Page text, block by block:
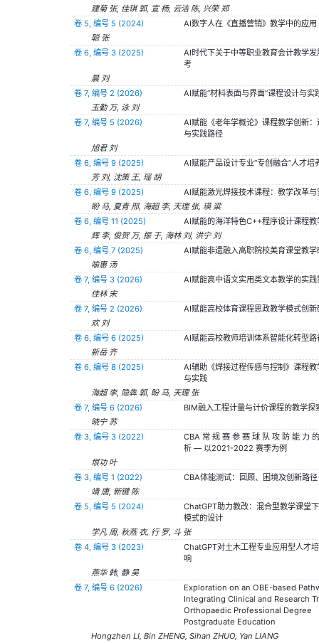
建菊 张, 佳琪 郭, 宣 杨, 云洁 陈, 兴荣 郑
卷 5, 编号 5 (2024)
AI数字人在《直播营销》教学中的应用
聪 张
卷 6, 编号 3 (2025)
AI时代下关于中等职业教育会计教学发
考
晨 刘
卷 7, 编号 2 (2026)
AI赋能“材料表面与界面”课程设计与实
玉勤 万, 泳 刘
卷 7, 编号 5 (2026)
AI赋能《老年学概论》课程教学创新：
与实践路径
旭君 刘
卷 6, 编号 9 (2025)
AI赋能产品设计专业“专创融合”人才培
芳 刘, 沈策 王, 瑶 胡
卷 6, 编号 9 (2025)
AI赋能激光焊接技术课程：教学改革与
盼 马, 夏青 邢, 海超 李, 天理 张, 瑛 粱
卷 6, 编号 11 (2025)
AI赋能的海洋特色C++程序设计课程教
辉 李, 俊贺 万, 振 于, 海林 刘, 洪宁 刘
卷 6, 编号 7 (2025)
AI赋能非遗融入高职院校美育课堂教学
喻惠 汤
卷 7, 编号 3 (2026)
AI赋能高中语文实用类文本教学的实践
佳林 宋
卷 7, 编号 2 (2026)
AI赋能高校体育课程思政教学模式创新
欢 刘
卷 6, 编号 6 (2025)
AI赋能高校教师培训体系智能化转型路
新岳 齐
卷 6, 编号 8 (2025)
AI辅助《焊接过程传感与控制》课程教
与实践
海超 李, 隐犇 郭, 盼 马, 天理 张
卷 7, 编号 6 (2026)
BIM融入工程计量与计价课程的教学探
晓宁 苏
卷 3, 编号 3 (2022)
CBA 常 规 赛 参 赛 球 队 攻 防 能 力
析 — 以2021-2022 赛季为例
垠功 叶
卷 3, 编号 1 (2022)
CBA体能测试：回顾、困境及创新路径
靖 唐, 新键 陈
卷 5, 编号 5 (2024)
ChatGPT助力教改：混合型教学课堂
模式的设计
学凡 周, 秋燕 衣, 行 罗, 斗 张
卷 4, 编号 3 (2023)
ChatGPT对土木工程专业应用型人才
响
燕华 韩, 静 吴
卷 7, 编号 6 (2026)
Exploration on an OBE-based
Integrating Clinical and Research
Orthopaedic Professional Degree
Postgraduate Education
Hongzhen LI, Bin ZHENG, Sihan ZHUO, Yan LIANG